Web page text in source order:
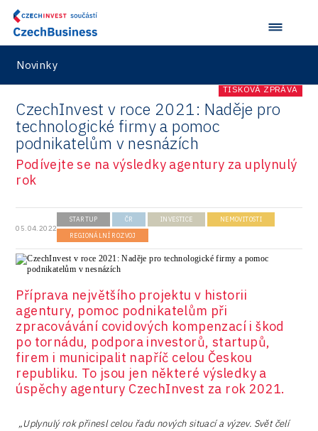
Novinky
TISKOVÁ ZPRÁVA
CzechInvest v roce 2021: Naděje pro
technologické firmy a pomoc
podnikatelům v nesnázích
Podívejte se na výsledky agentury za uplynulý
rok
05.04.2022
STARTUP ČR INVESTICE NEMOVITOSTI
REGIONÁLNÍ ROZVOJ
Příprava největšího projektu v historii
agentury, pomoc podnikatelům při
zpracovávání covidových kompenzací i škod
po tornádu, podpora investorů, startupů,
firem i municipalit napříč celou Českou
republiku. To jsou jen některé výsledky a
úspěchy agentury CzechInvest za rok 2021.
„Uplynulý rok přinesl celou řadu nových situací a výzev. Svět čelí